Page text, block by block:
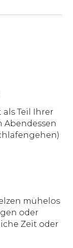
als Teil Ihrer
Abendessen
mühelos
oder
Zeit oder